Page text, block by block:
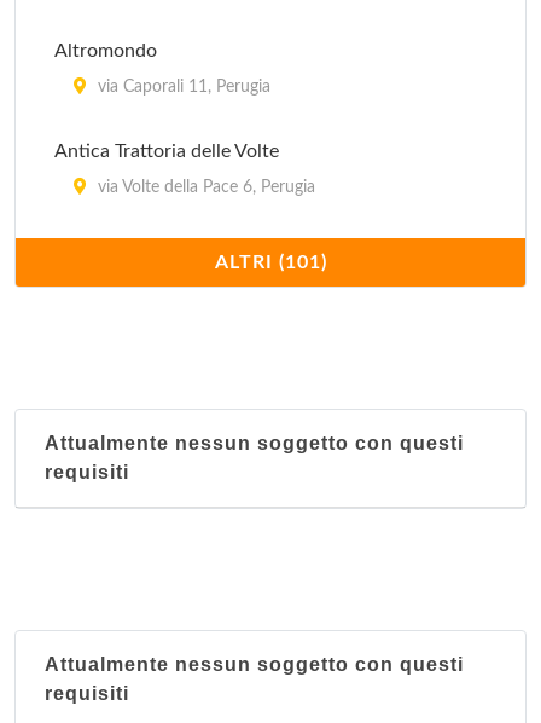
Altromondo
via Caporali 11, Perugia
Antica Trattoria delle Volte
via Volte della Pace 6, Perugia
via S. Agata 14, Spoleto
Bellavista
Buca di San Francesco
via Brizi 1, Assisi
ALTRI (101)
Attualmente nessun soggetto con questi
requisiti
Attualmente nessun soggetto con questi
requisiti